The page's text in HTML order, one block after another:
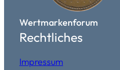
Wertmarkenforum
Rechtliches
Impressum